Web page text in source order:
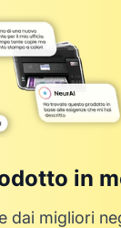
in
dai migliori